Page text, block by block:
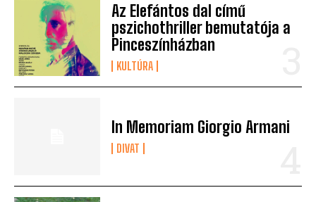
Az Elefántos dal című
pszichothriller bemutatója a
Pinceszínházban
KULTÚRA
In Memoriam Giorgio Armani
DIVAT